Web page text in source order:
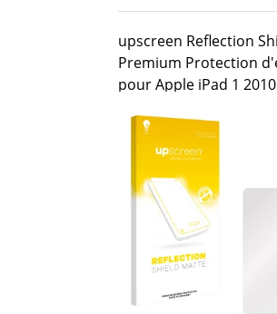
upscreen Reflection
Premium Protection
pour Apple iPad 1 2010